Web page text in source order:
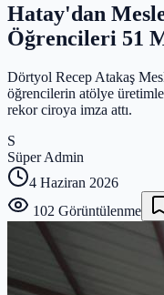
Hatay'dan
Öğrencileri 51
Dörtyol Recep Atakaş
öğrencilerin atölye
rekor ciroya imza attı.
S
Süper Admin
4 Haziran 2026
102 Görüntülenme